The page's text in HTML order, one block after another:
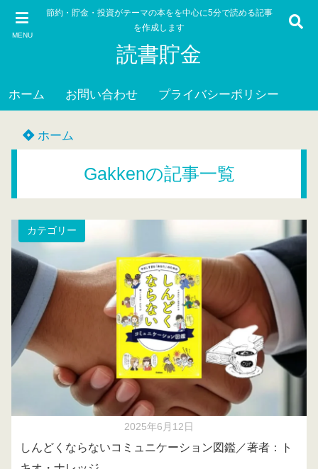
MENU
節約・貯金・投資がテーマの本をを中心に5分で読める記事
を作成します
読書貯金
ホーム お問い合わせ プライバシーポリシー
ホーム
Gakkenの記事一覧
カテゴリー
2025年6月12日
しんどくならないコミュニケーション図鑑／著者：ト